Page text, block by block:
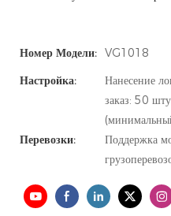
Номер Модели: VG1018
Настройка:
Нанесение
заказ: 50
Перевозки:
Поддержка